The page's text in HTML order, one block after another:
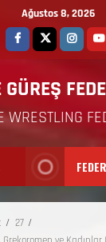
Ağustos 8, 2026
WRESTLING
27